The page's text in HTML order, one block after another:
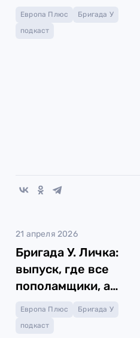
Европа Плюс
Бригада У
подкаст
21 апреля 2026
Бригада У. Личка:
выпуск, где все
пополамщики, а
некоторые ещё и
Европа Плюс
Бригада У
подкаст